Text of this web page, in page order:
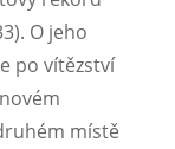
O jeho
po vítězství
místě